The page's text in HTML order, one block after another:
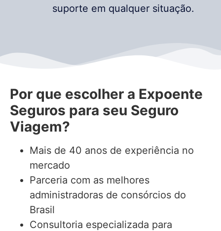
suporte em qualquer situação.
Por que escolher a Expoente
Seguros para seu Seguro
Viagem?
Mais de 40 anos de experiência no
mercado
Parceria com as melhores
administradoras de consórcios do
Brasil
Consultoria especializada para